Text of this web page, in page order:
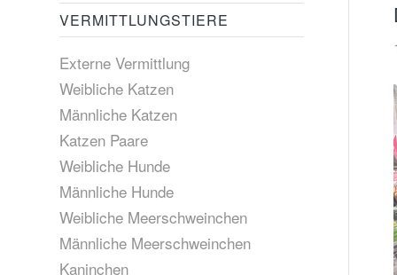
VERMITTLUNGSTIERE
Externe Vermittlung
Weibliche Katzen
Männliche Katzen
Katzen Paare
Weibliche Hunde
Männliche Hunde
Weibliche Meerschweinchen
Männliche Meerschweinchen
Kaninchen